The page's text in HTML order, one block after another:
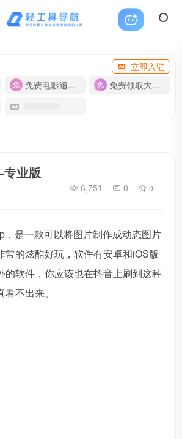
立即入驻
免费电影追剧APP 免费领取大流量卡【500G】
业版
6,751 0 0
，是一款可以将图片制作成动态图片
常的炫酷好玩，软件有安卓和iOS版
的软件，你应该也在抖音上刷到这种
不出来。